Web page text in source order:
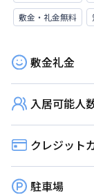
敷金・礼金無料
敷金礼金
入居可能人
クレジット
駐車場